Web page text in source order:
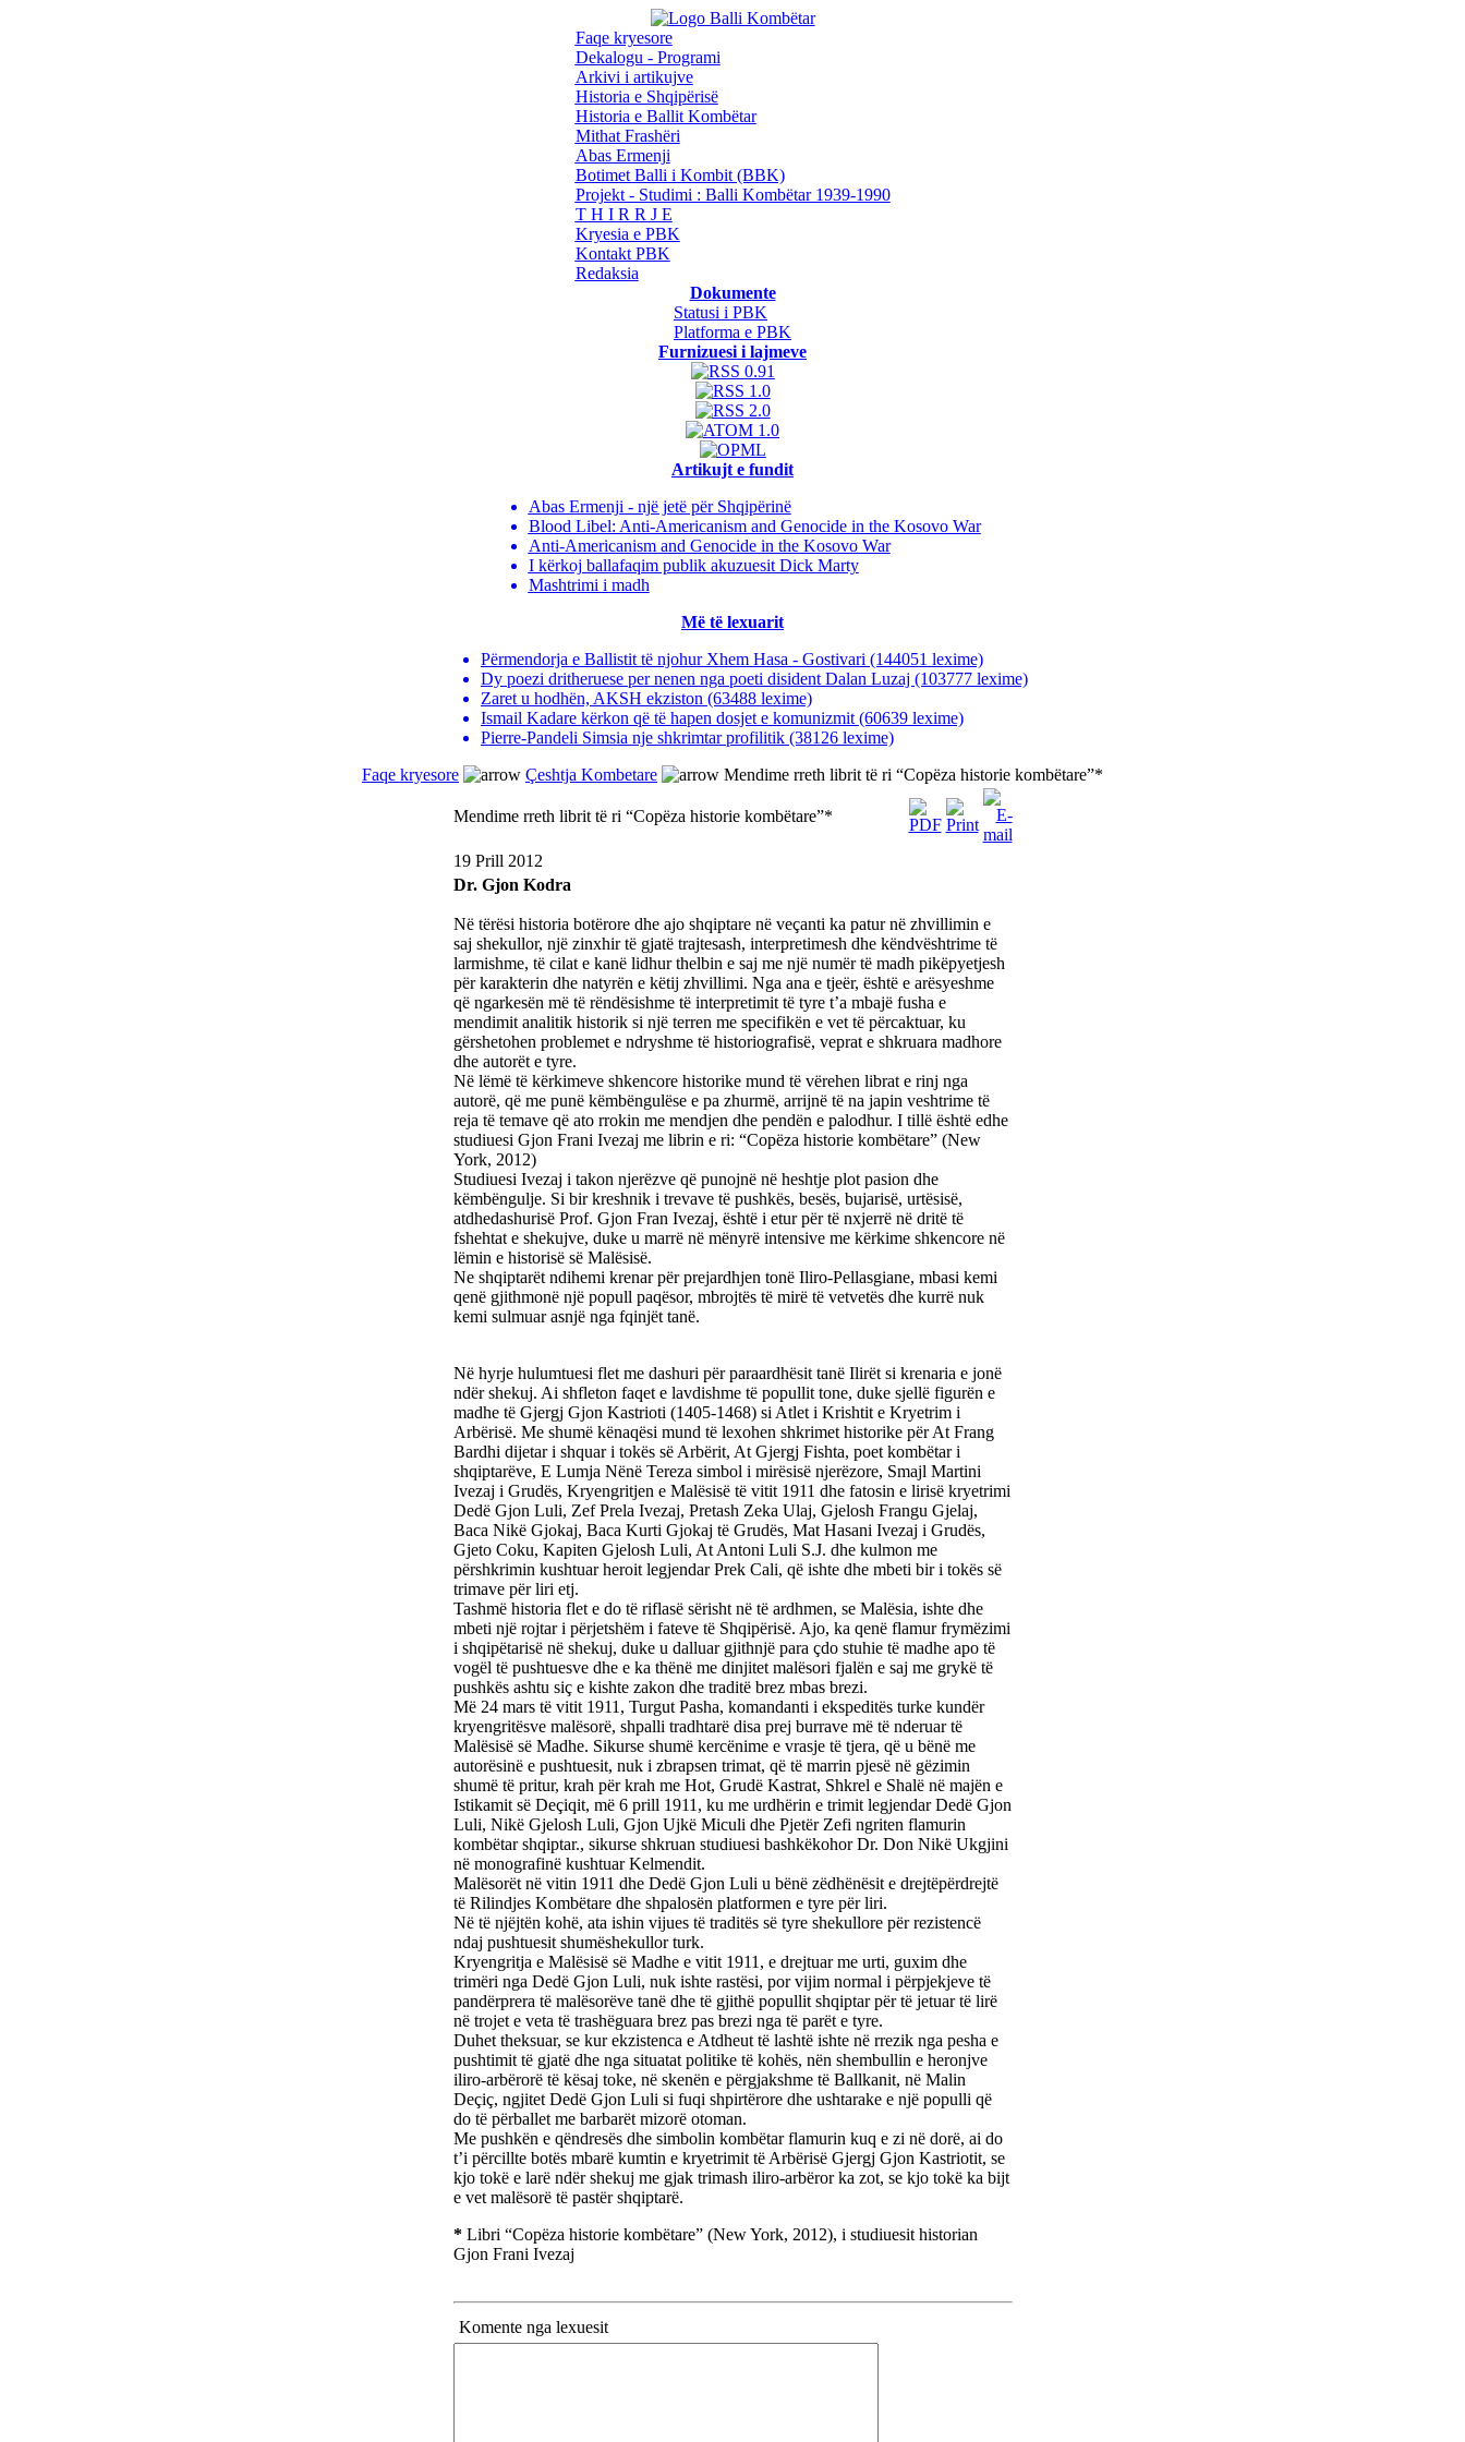
Faqe kryesore
Dekalogu - Programi
Arkivi i artikujve
Historia e Shqipërisë
Historia e Ballit Kombëtar
Mithat Frashëri
Abas Ermenji
Botimet Balli i Kombit (BBK)
Projekt - Studimi : Balli Kombëtar 1939-1990
T H I R R J E
Kryesia e PBK
Kontakt PBK
Redaksia
Dokumente
Statusi i PBK
Platforma e PBK
Furnizuesi i lajmeve
Artikujt e fundit
Abas Ermenji - një jetë për Shqipërinë
Blood Libel: Anti-Americanism and Genocide in the Kosovo War
Anti-Americanism and Genocide in the Kosovo War
I kërkoj ballafaqim publik akuzuesit Dick Marty
Mashtrimi i madh
Më të lexuarit
Përmendorja e Ballistit të njohur Xhem Hasa - Gostivari (144051 lexime)
Dy poezi dritheruese per nenen nga poeti disident Dalan Luzaj (103777 lexime)
Zaret u hodhën, AKSH ekziston (63488 lexime)
Ismail Kadare kërkon që të hapen dosjet e komunizmit (60639 lexime)
Pierre-Pandeli Simsia nje shkrimtar profilitik (38126 lexime)
Faqe kryesore
Çeshtja Kombetare Mendime rreth librit të ri “Copëza historie kombëtare”*
Mendime rreth librit të ri “Copëza historie kombëtare”*
19 Prill 2012
Dr. Gjon Kodra
Në tërësi historia botërore dhe ajo shqiptare në veçanti ka patur në zhvillimin e
saj shekullor, një zinxhir të gjatë trajtesash, interpretimesh dhe këndvështrime të
larmishme, të cilat e kanë lidhur thelbin e saj me një numër të madh pikëpyetjesh
për karakterin dhe natyrën e këtij zhvillimi. Nga ana e tjeër, është e arësyeshme
që ngarkesën më të rëndësishme të interpretimit të tyre t’a mbajë fusha e
mendimit analitik historik si një terren me specifikën e vet të përcaktuar, ku
gërshetohen problemet e ndryshme të historiografisë, veprat e shkruara madhore
dhe autorët e tyre.
Në lëmë të kërkimeve shkencore historike mund të vërehen librat e rinj nga
autorë, që me punë këmbëngulëse e pa zhurmë, arrijnë të na japin veshtrime të
reja të temave që ato rrokin me mendjen dhe pendën e palodhur. I tillë është edhe
studiuesi Gjon Frani Ivezaj me librin e ri: “Copëza historie kombëtare” (New
York, 2012)
Studiuesi Ivezaj i takon njerëzve që punojnë në heshtje plot pasion dhe
këmbëngulje. Si bir kreshnik i trevave të pushkës, besës, bujarisë, urtësisë,
atdhedashurisë Prof. Gjon Fran Ivezaj, është i etur për të nxjerrë në dritë të
fshehtat e shekujve, duke u marrë në mënyrë intensive me kërkime shkencore në
lëmin e historisë së Malësisë.
Ne shqiptarët ndihemi krenar për prejardhjen tonë Iliro-Pellasgiane, mbasi kemi
qenë gjithmonë një popull paqësor, mbrojtës të mirë të vetvetës dhe kurrë nuk
kemi sulmuar asnjë nga fqinjët tanë.
Në hyrje hulumtuesi flet me dashuri për paraardhësit tanë Ilirët si krenaria e jonë
ndër shekuj. Ai shfleton faqet e lavdishme të popullit tone, duke sjellë figurën e
madhe të Gjergj Gjon Kastrioti (1405-1468) si Atlet i Krishtit e Kryetrim i
Arbërisë. Me shumë kënaqësi mund të lexohen shkrimet historike për At Frang
Bardhi dijetar i shquar i tokës së Arbërit, At Gjergj Fishta, poet kombëtar i
shqiptarëve, E Lumja Nënë Tereza simbol i mirësisë njerëzore, Smajl Martini
Ivezaj i Grudës, Kryengritjen e Malësisë të vitit 1911 dhe fatosin e lirisë kryetrimi
Dedë Gjon Luli, Zef Prela Ivezaj, Pretash Zeka Ulaj, Gjelosh Frangu Gjelaj,
Baca Nikë Gjokaj, Baca Kurti Gjokaj të Grudës, Mat Hasani Ivezaj i Grudës,
Gjeto Coku, Kapiten Gjelosh Luli, At Antoni Luli S.J. dhe kulmon me
përshkrimin kushtuar heroit legjendar Prek Cali, që ishte dhe mbeti bir i tokës së
trimave për liri etj.
Tashmë historia flet e do të riflasë sërisht në të ardhmen, se Malësia, ishte dhe
mbeti një rojtar i përjetshëm i fateve të Shqipërisë. Ajo, ka qenë flamur frymëzimi
i shqipëtarisë në shekuj, duke u dalluar gjithnjë para çdo stuhie të madhe apo të
vogël të pushtuesve dhe e ka thënë me dinjitet malësori fjalën e saj me grykë të
pushkës ashtu siç e kishte zakon dhe traditë brez mbas brezi.
Më 24 mars të vitit 1911, Turgut Pasha, komandanti i ekspeditës turke kundër
kryengritësve malësorë, shpalli tradhtarë disa prej burrave më të nderuar të
Malësisë së Madhe. Sikurse shumë kercënime e vrasje të tjera, që u bënë me
autorësinë e pushtuesit, nuk i zbrapsen trimat, që të marrin pjesë në gëzimin
shumë të pritur, krah për krah me Hot, Grudë Kastrat, Shkrel e Shalë në majën e
Istikamit së Deçiqit, më 6 prill 1911, ku me urdhërin e trimit legjendar Dedë Gjon
Luli, Nikë Gjelosh Luli, Gjon Ujkë Miculi dhe Pjetër Zefi ngriten flamurin
kombëtar shqiptar., sikurse shkruan studiuesi bashkëkohor Dr. Don Nikë Ukgjini
në monografinë kushtuar Kelmendit.
Malësorët në vitin 1911 dhe Dedë Gjon Luli u bënë zëdhënësit e drejtëpërdrejtë
të Rilindjes Kombëtare dhe shpalosën platformen e tyre për liri.
Në të njëjtën kohë, ata ishin vijues të traditës së tyre shekullore për rezistencë
ndaj pushtuesit shumëshekullor turk.
Kryengritja e Malësisë së Madhe e vitit 1911, e drejtuar me urti, guxim dhe
trimëri nga Dedë Gjon Luli, nuk ishte rastësi, por vijim normal i përpjekjeve të
pandërprera të malësorëve tanë dhe të gjithë popullit shqiptar për të jetuar të lirë
në trojet e veta të trashëguara brez pas brezi nga të parët e tyre.
Duhet theksuar, se kur ekzistenca e Atdheut të lashtë ishte në rrezik nga pesha e
pushtimit të gjatë dhe nga situatat politike të kohës, nën shembullin e heronjve
iliro-arbërorë të kësaj toke, në skenën e përgjakshme të Ballkanit, në Malin
Deçiç, ngjitet Dedë Gjon Luli si fuqi shpirtërore dhe ushtarake e një populli që
do të përballet me barbarët mizorë otoman.
Me pushkën e qëndresës dhe simbolin kombëtar flamurin kuq e zi në dorë, ai do
t’i përcillte botës mbarë kumtin e kryetrimit të Arbërisë Gjergj Gjon Kastriotit, se
kjo tokë e larë ndër shekuj me gjak trimash iliro-arbëror ka zot, se kjo tokë ka bijt
e vet malësorë të pastër shqiptarë.
*Libri “Copëza historie kombëtare” (New York, 2012), i studiuesit historian
Gjon Frani Ivezaj
Komente nga lexuesit